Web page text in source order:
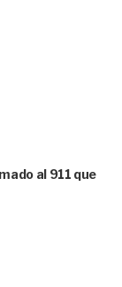
al 911 que